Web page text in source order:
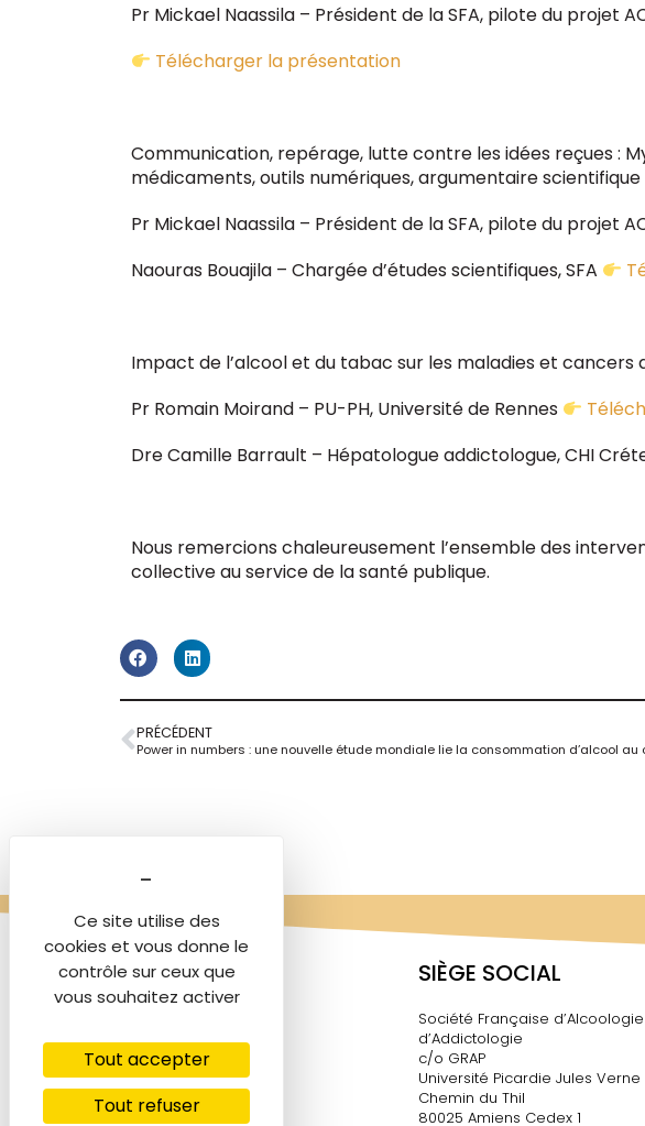
Ce site utilise des
cookies et vous donne le
contrôle sur ceux que
vous souhaitez activer
Tout accepter
Tout refuser
Pr Mickael Naassila – Président de la SFA, pilote du projet
Télécharger la présentation
Communication, repérage, lutte contre les idées reçues :
médicaments, outils numériques, argumentaire scientifique
Pr Mickael Naassila – Président de la SFA, pilote du projet
Naouras Bouajila – Chargée d’études scientifiques, SFA
Impact de l’alcool et du tabac sur les maladies et cancers
Pr Romain Moirand – PU-PH, Université de Rennes
Dre Camille Barrault – Hépatologue addictologue, CHI
Nous remercions chaleureusement l’ensemble des
collective au service de la santé publique.
PRÉCÉDENT
SIÈGE SOCIAL
Société Française
d’Addictologie
c/o GRAP
Université Picardie Jules Verne
Chemin du Thil
80025 Amiens Cedex 1